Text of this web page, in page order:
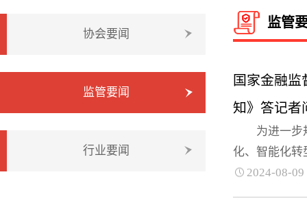
协会要闻
监管要闻
行业要闻
监管
国家金融
知》答记者
为进一步规
化、智能化转
2024-08-09